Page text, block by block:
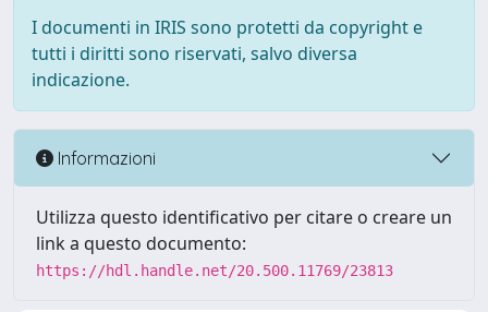
I documenti in IRIS sono protetti da copyright e
tutti i diritti sono riservati, salvo diversa
indicazione.
Informazioni
Utilizza questo identificativo per citare o creare un
link a questo documento:
https://hdl.handle.net/20.500.11769/23813